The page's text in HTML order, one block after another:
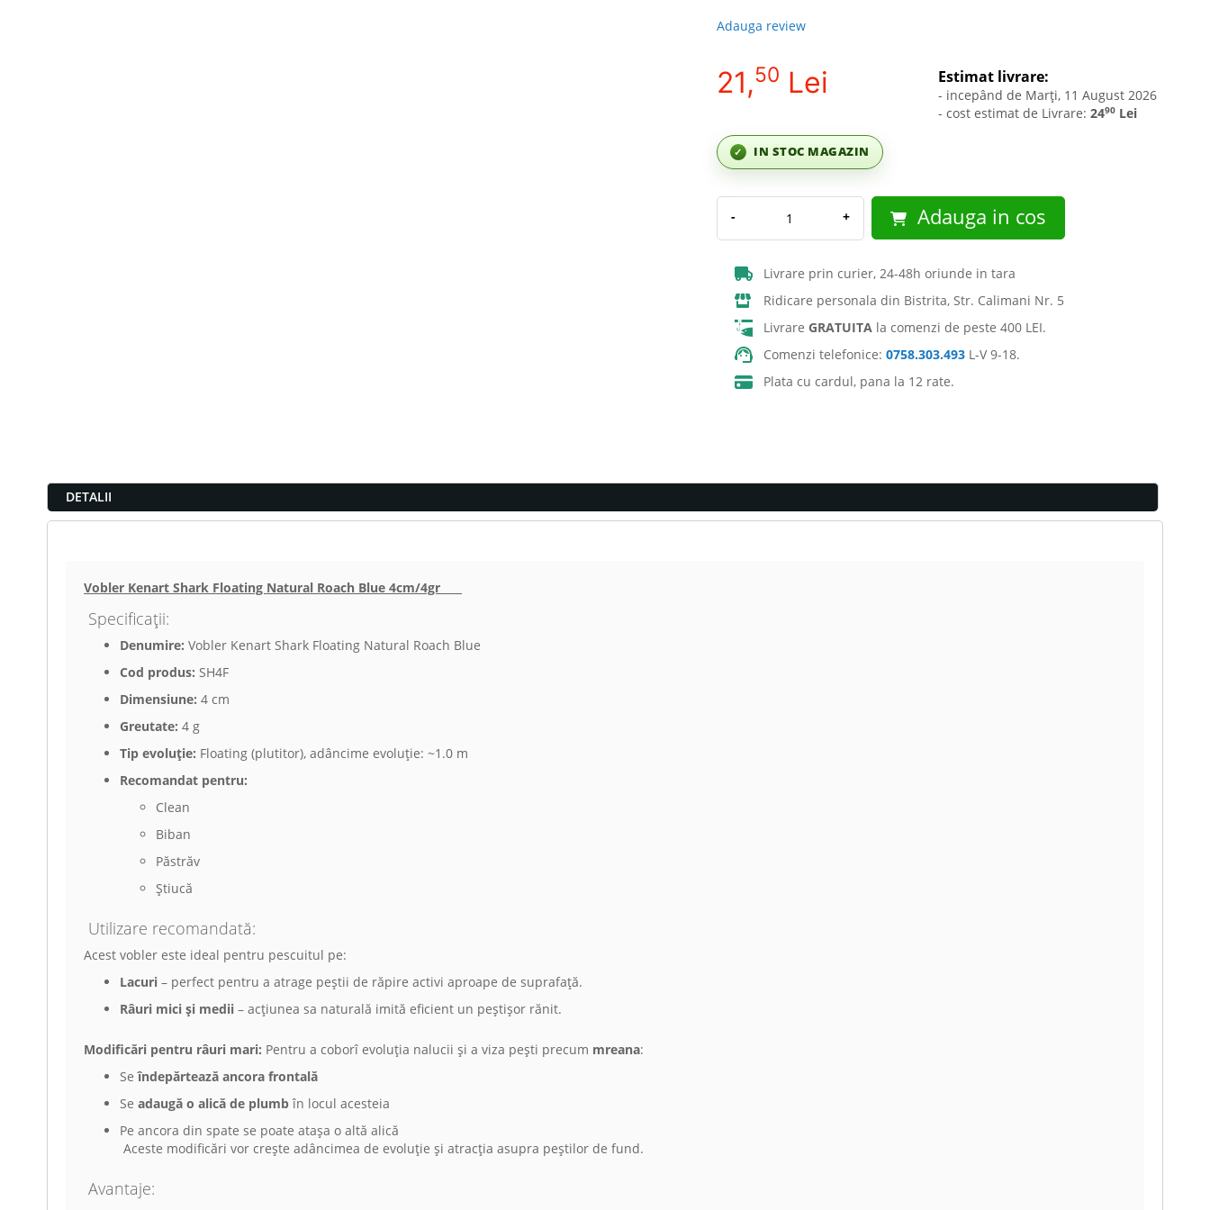
Adauga review
21,50 Lei
✓ IN STOC MAGAZIN
Estimat livrare:
- incepând de Marți, 11 August 2026
- cost estimat de Livrare: 2490 Lei
- + Adauga in cos
Livrare prin curier, 24-48h oriunde in tara
Ridicare personala din Bistrita, Str. Calimani Nr. 5
Livrare GRATUITA la comenzi de peste 400 LEI.
Comenzi telefonice: 0758.303.493 L-V 9-18.
Plata cu cardul, pana la 12 rate.
DETALII
Vobler Kenart Shark Floating Natural Roach Blue 4cm/4gr
Specificații:
Denumire: Vobler Kenart Shark Floating Natural Roach Blue
Cod produs: SH4F
Dimensiune: 4 cm
Greutate: 4 g
Tip evoluție: Floating (plutitor), adâncime evoluție: ~1.0 m
Recomandat pentru:
Clean
Biban
Păstrăv
Știucă
Utilizare recomandată:
Acest vobler este ideal pentru pescuitul pe:
Lacuri – perfect pentru a atrage peștii de răpire activi aproape de suprafață.
Râuri mici și medii – acțiunea sa naturală imită eficient un peștișor rănit.
Modificări pentru râuri mari: Pentru a coborî evoluția nalucii și a viza pești precum mreana:
Seîndepărtează ancora frontală
Se adaugă o alică de plumbîn locul acesteia
Pe ancora din spate se poate atașa o altă alică
Aceste modificări vor crește adâncimea de evoluție și atracția asupra peștilor de fund.
Avantaje: